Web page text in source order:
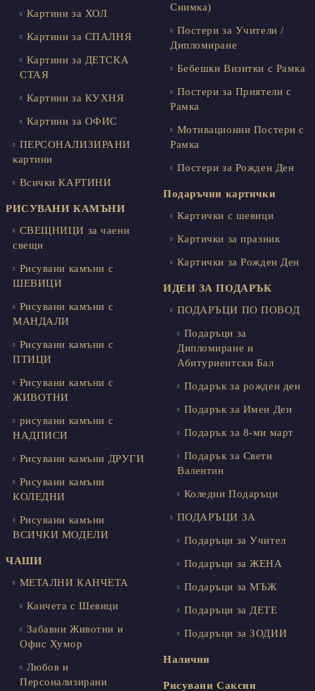
Картини за ХОЛ
Картини за СПАЛНЯ
Картини за ДЕТСКА
СТАЯ
Картини за КУХНЯ
Картини за ОФИС
ПЕРСОНАЛИЗИРАНИ
картини
Всички КАРТИНИ
РИСУВАНИ КАМЪНИ
СВЕЩНИЦИ за чаени
свещи
Рисувани камъни с
ШЕВИЦИ
Рисувани камъни с
МАНДАЛИ
Рисувани камъни с
ПТИЦИ
Рисувани камъни с
ЖИВОТНИ
рисувани камъни с
НАДПИСИ
Рисувани камъни ДРУГИ
Рисувани камъни
КОЛЕДНИ
Рисувани камъни
ВСИЧКИ МОДЕЛИ
ЧАШИ
МЕТАЛНИ КАНЧЕТА
Канчета с Шевици
Забавни Животни и
Офис Хумор
Любов и
Персонализирани
Снимка)
Постери за Учители /
Дипломиране
Бебешки Визитки с Рамка
Постери за Приятели с
Рамка
Мотивационни Постери с
Рамка
Постери за Рожден Ден
Подаръчни картички
Картички с шевици
Картички за празник
Картички за Рожден Ден
ИДЕИ ЗА ПОДАРЪК
ПОДАРЪЦИ ПО ПОВОД
Подаръци за
Дипломиране и
Абитуриентски Бал
Подарък за рожден ден
Подарък за Имен Ден
Подарък за 8-ми март
Подарък за Свети
Валентин
Коледни Подаръци
ПОДАРЪЦИ ЗА
Подаръци за Учител
Подаръци за ЖЕНА
Подаръци за МЪЖ
Подаръци за ДЕТЕ
Подаръци за ЗОДИИ
Налични
Рисувани Саксии